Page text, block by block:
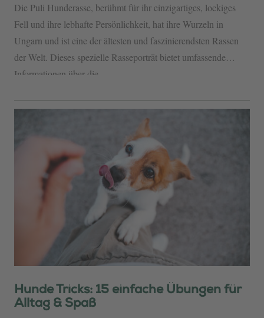
Die Puli Hunderasse, berühmt für ihr einzigartiges, lockiges
Fell und ihre lebhafte Persönlichkeit, hat ihre Wurzeln in
Ungarn und ist eine der ältesten und faszinierendsten Rassen
der Welt. Dieses spezielle Rasseporträt bietet umfassende
Informationen über die...
Hunde Tricks: 15 einfache Übungen für
Alltag & Spaß